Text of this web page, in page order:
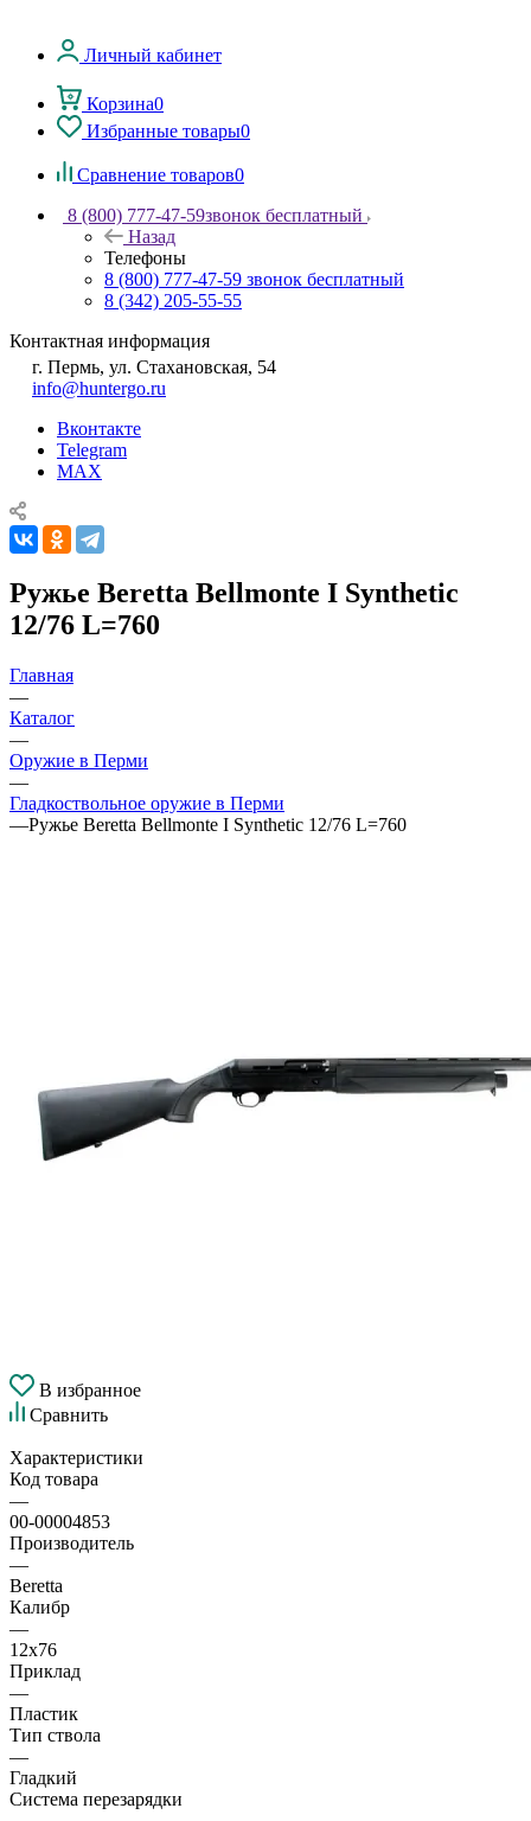
Личный кабинет
Корзина0
Избранные товары0
Сравнение товаров0
8 (800) 777-47-59звонок бесплатный
Назад
Телефоны
8 (800) 777-47-59 звонок бесплатный
8 (342) 205-55-55
Контактная информация
г. Пермь, ул. Стахановская, 54
info@huntergo.ru
Вконтакте
Telegram
MAX
Ружье Beretta Bellmonte I Synthetic
12/76 L=760
Главная
—
Каталог
—
Оружие в Перми
—
Гладкоствольное оружие в Перми
—Ружье Beretta Bellmonte I Synthetic 12/76 L=760
В избранное
Сравнить
Характеристики
Код товара
—
00-00004853
Производитель
—
Beretta
Калибр
—
12х76
Приклад
—
Пластик
Тип ствола
—
Гладкий
Система перезарядки